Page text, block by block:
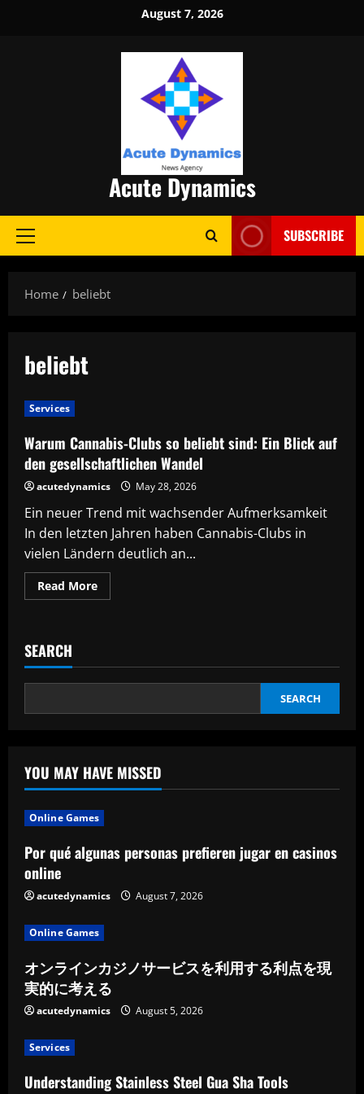
August 7, 2026
Acute Dynamics
Primary
SUBSCRIBE
Home beliebt
beliebt
Services
Warum Cannabis-Clubs so beliebt sind: Ein Blick auf
den gesellschaftlichen Wandel
acutedynamics May 28, 2026
Ein neuer Trend mit wachsender Aufmerksamkeit
In den letzten Jahren haben Cannabis-Clubs in
vielen Ländern deutlich an...
Read MoreRead
more
beliebt
Ein
auf
SEARCH
SEARCH
YOU MAY HAVE MISSED
Online Games
Por qué algunas personas prefieren jugar en casinos
online
acutedynamics August 7, 2026
Online Games
オンラインカジノサービスを利用する利点を現
実的に考える
acutedynamics August 5, 2026
Services
Understanding Stainless Steel Gua Sha Tools